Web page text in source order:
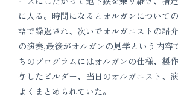
に入る。時間になるとオルガンについて
語で繰返され、次いでオルガニストの紹
の演奏,最後がオルガンの見学という内容
ちのプログラムにはオルガンの仕様、製
与したビルダー、当日のオルガニスト、
よくまとめられていた。